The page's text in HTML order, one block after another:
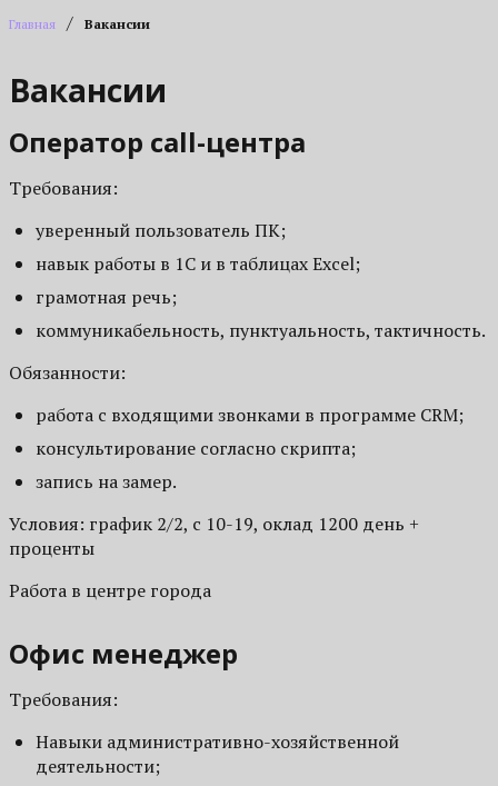
Главная / Вакансии
Вакансии
Оператор call-центра
Требования:
уверенный пользователь ПК;
навык работы в 1С и в таблицах Excel;
грамотная речь;
коммуникабельность, пунктуальность, тактичность.
Обязанности:
работа с входящими звонками в программе CRM;
консультирование согласно скрипта;
запись на замер.
Условия: график 2/2, с 10-19, оклад 1200 день +
проценты
Работа в центре города
Офис менеджер
Требования:
Навыки административно-хозяйственной
деятельности;